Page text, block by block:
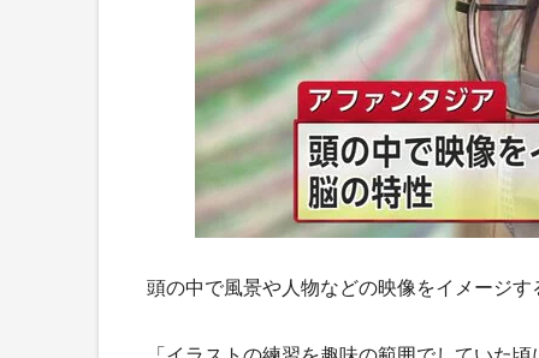
頭の中で風景や人物などの映像をイメージ